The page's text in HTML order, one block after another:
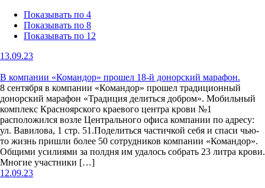
Показывать по 4
Показывать по 8
Показывать по 12
13.09.23
В компании «Командор» прошел 18-й донорский марафон.
8 сентября в компании «Командор» прошел традиционный
донорский марафон «Традиция делиться добром». Мобильный
комплекс Красноярского краевого центра крови №1
расположился возле Центрального офиса компании по адресу:
ул. Вавилова, 1 стр. 51.Поделиться частичкой себя и спаси чью-
то жизнь пришли более 50 сотрудников компании «Командор».
Общими усилиями за полдня им удалось собрать 23 литра крови.
Многие участники […]
12.09.23